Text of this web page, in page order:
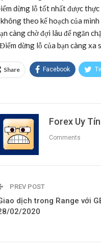
dừng lỗ tốt nhất được thực
theo kế hoạch của
càng chờ đợi lâu để ngăn
dừng lỗ của bạn càng xa
Share Facebook
Forex Uy Tín
Comments
PREV POST
dịch trong Range với
02/2020